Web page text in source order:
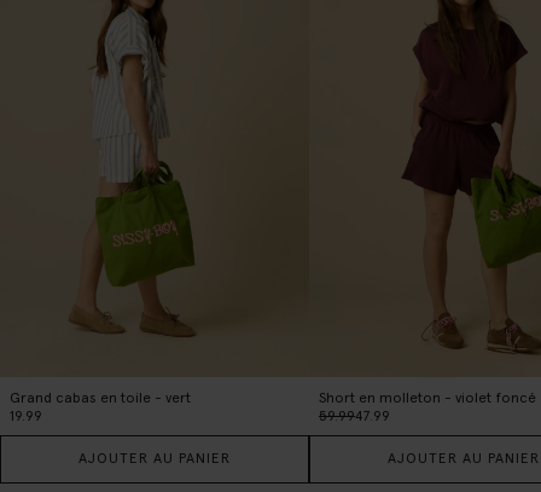
Grand cabas en toile - vert
19.99
AJOUTER AU PANIER
Short en molleton - violet foncé
59.9947.99
AJOUTER AU PANIER